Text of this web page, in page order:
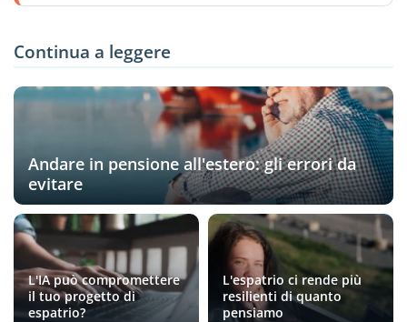
Continua a leggere
Andare in pensione all'estero: gli errori da
evitare
L'IA può compromettere
il tuo progetto di
espatrio?
L'espatrio ci rende più
resilienti di quanto
pensiamo